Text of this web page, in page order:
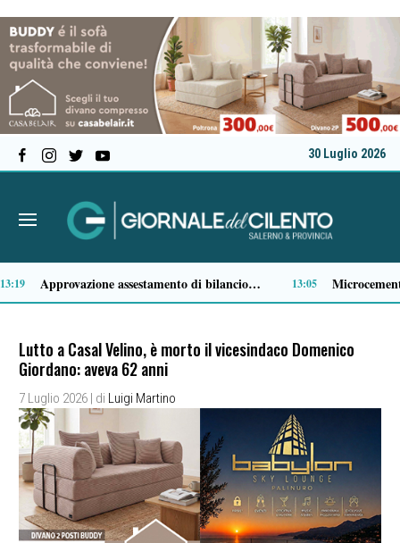
30 Luglio 2026
Comparto ittico, dalla Regione Campania 3 milioni di euro per fronteggiare il caro-gasolio 11:15
Lutto a Casal Velino, è morto il vicesindaco Domenico
Giordano: aveva 62 anni
7 Luglio 2026 | di Luigi Martino